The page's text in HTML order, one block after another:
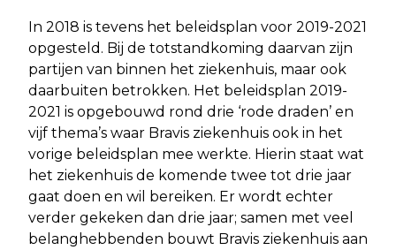
In 2018 is tevens het beleidsplan voor 2019-2021
opgesteld. Bij de totstandkoming daarvan zijn
partijen van binnen het ziekenhuis, maar ook
daarbuiten betrokken. Het beleidsplan 2019-
2021 is opgebouwd rond drie ‘rode draden’ en
vijf thema’s waar Bravis ziekenhuis ook in het
vorige beleidsplan mee werkte. Hierin staat wat
het ziekenhuis de komende twee tot drie jaar
gaat doen en wil bereiken. Er wordt echter
verder gekeken dan drie jaar; samen met veel
belanghebbenden bouwt Bravis ziekenhuis aan